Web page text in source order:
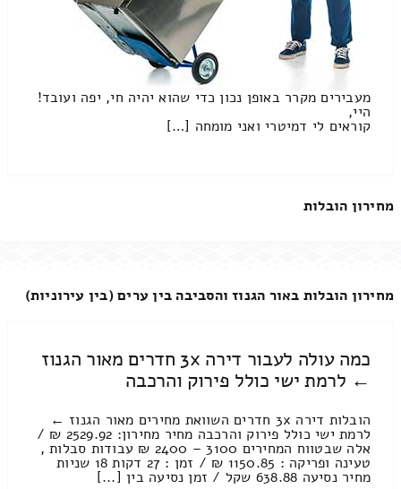
מעבירים מקרר באופן נכון כדי שהוא יהיה חי, יפה ועובד!
היי,
קוראים לי דמיטרי ואני מומחה […]
מחירון הובלות
מחירון הובלות באור הגנוז והסביבה בין ערים (בין עירוניות)
כמה עולה לעבור דירה 3x חדרים מאור הגנוז
← לרמת ישי כולל פירוק והרכבה
הובלות דירה 3x חדרים השוואת מחירים מאור הגנוז ←
לרמת ישי כולל פירוק והרכבה מחיר מחירון: 2529.92 ₪ /
אלה שבטווח המחירים 3100 – 2400 ₪ עבודות סבלות ,
טעינה ופריקה : 1150.85 ₪ / זמן : 27 דקות 18 שניות
מחיר נסיעה 638.88 שקל / זמן נסיעה בין [...]